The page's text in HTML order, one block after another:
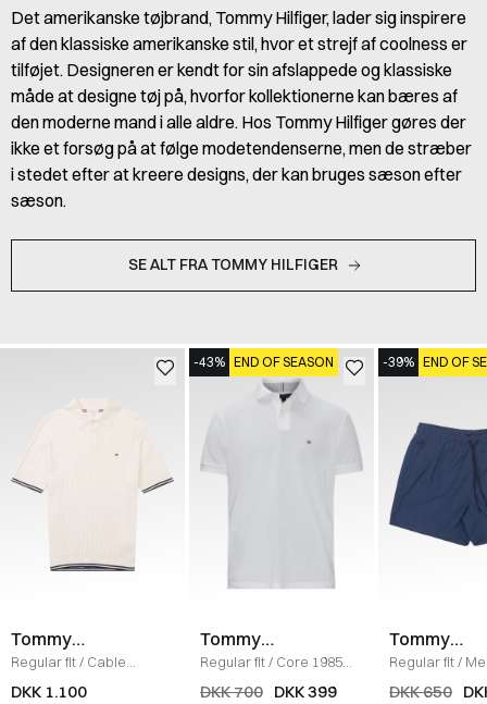
Det amerikanske tøjbrand, Tommy Hilfiger, lader sig inspirere
af den klassiske amerikanske stil, hvor et strejf af coolness er
tilføjet. Designeren er kendt for sin afslappede og klassiske
måde at designe tøj på, hvorfor kollektionerne kan bæres af
den moderne mand i alle aldre. Hos Tommy Hilfiger gøres der
ikke et forsøg på at følge modetendenserne, men de stræber
i stedet efter at kreere designs, der kan bruges sæson efter
sæson.
SE ALT FRA TOMMY HILFIGER
Tommy
Hilfiger
Regular fit/ Cable
Knitted Polo T-shirt
DKK 1.100
-43% END OF SEASON
Tommy
Hilfiger
Regular fit/ Core 1985
Polo
HVID
DKK 700 DKK 399
-39% END OF
Tommy
Hilfiger
Regular fit/
Drawstring
DKK 650